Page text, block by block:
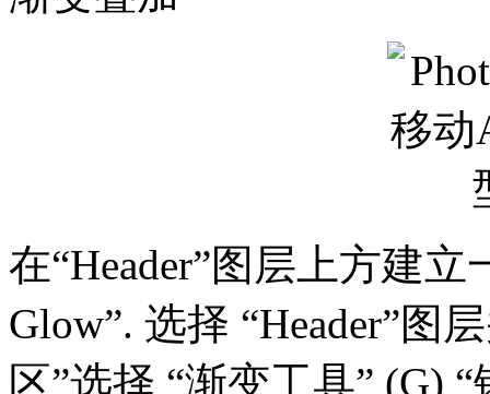
在“Header”图层上方建
Glow”. 选择 “Header”图
区”选择 “渐变工具” (G)